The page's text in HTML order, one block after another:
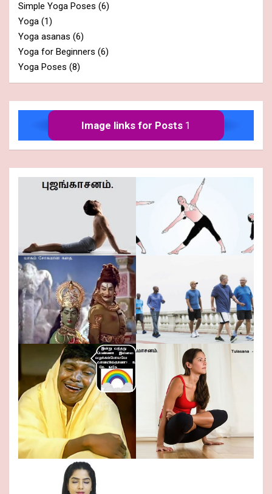
Simple Yoga Poses (6)
Yoga (1)
Yoga asanas (6)
Yoga for Beginners (6)
Yoga Poses (8)
Image links for Posts 1